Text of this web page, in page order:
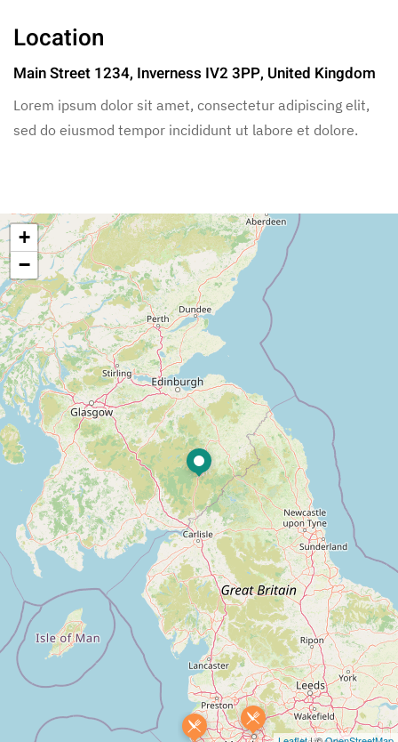
Location
Main Street 1234, Inverness IV2 3PP, United Kingdom
Lorem ipsum dolor sit amet, consectetur adipiscing elit,
sed do eiusmod tempor incididunt ut labore et dolore.
+
−